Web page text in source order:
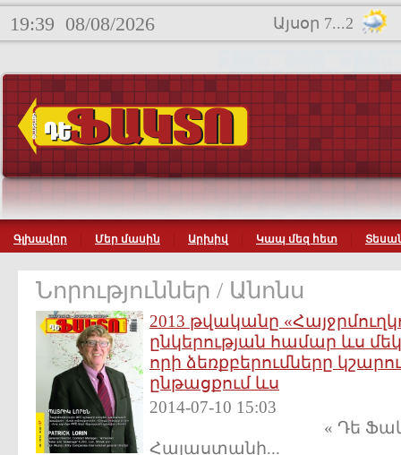
19:39 08/08/2026 Այսօր 7...2
Գլխավոր Մեր մասին Արխիվ Կապ մեզ հետ
Նորություններ / Անոնս
2013 թվականը
ընկերության համար ևս
որի ձեռքբերումները
ընթացքում ևս
2014-07-10 15:03
« Դե Ֆակտո » N
Հայաստանի...